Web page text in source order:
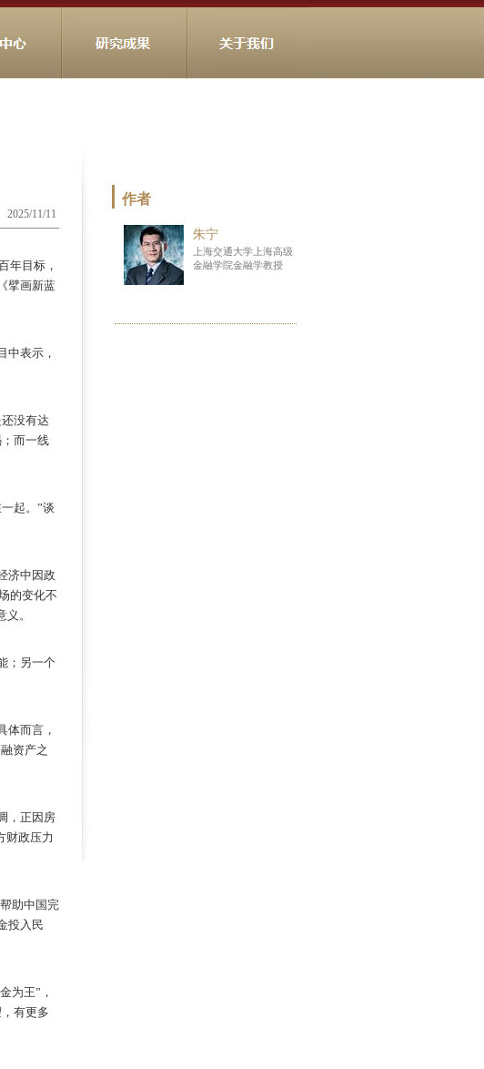
2025/11/11
年目标，
擘画新蓝
中表示，
没有达
而一线
起。”谈
济中因政
的变化不
。
；另一个
体而言，
资产之
，正因房
财政压力
助中国完
投入民
为王”，
有更多
作者
朱宁
上海交通大学上海高级
金融学院金融学教授